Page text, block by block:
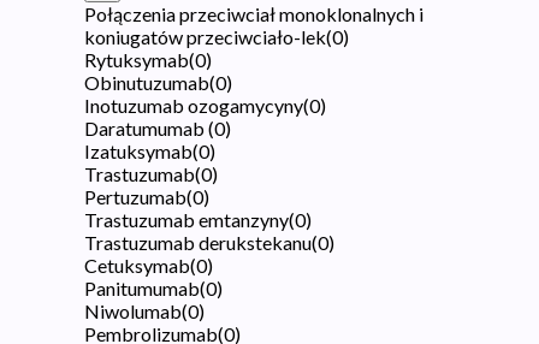
Połączenia przeciwciał monoklonalnych i
koniugatów przeciwciało-lek(0)
Rytuksymab(0)
Obinutuzumab(0)
Inotuzumab ozogamycyny(0)
Daratumumab (0)
Izatuksymab(0)
Trastuzumab(0)
Pertuzumab(0)
Trastuzumab emtanzyny(0)
Trastuzumab derukstekanu(0)
Cetuksymab(0)
Panitumumab(0)
Niwolumab(0)
Pembrolizumab(0)